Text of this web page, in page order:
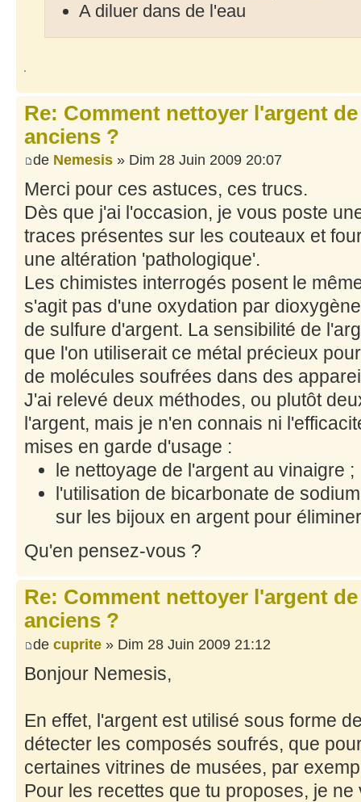
A diluer dans de l'eau
Re: Comment nettoyer l'argent
anciens ?
de Nemesis » Dim 28 Juin 2009 20:07
Merci pour ces astuces, ces trucs.
Dès que j'ai l'occasion, je vous poste
traces présentes sur les couteaux et
une altération 'pathologique'.
Les chimistes interrogés posent le
s'agit pas d'une oxydation par
de sulfure d'argent. La sensibilité de
que l'on utiliserait ce métal précieux
de molécules soufrées dans des
J'ai relevé deux méthodes, ou plutôt
l'argent, mais je n'en connais ni
mises en garde d'usage :
le nettoyage de l'argent au vinaigre ;
l'utilisation de bicarbonate de
sur les bijoux en argent pour
Qu'en pensez-vous ?
Re: Comment nettoyer l'argent
anciens ?
de cuprite » Dim 28 Juin 2009 21:12
Bonjour Nemesis,
En effet, l'argent est utilisé sous forme
détecter les composés soufrés, que
certaines vitrines de musées, par
Pour les recettes que tu proposes, je